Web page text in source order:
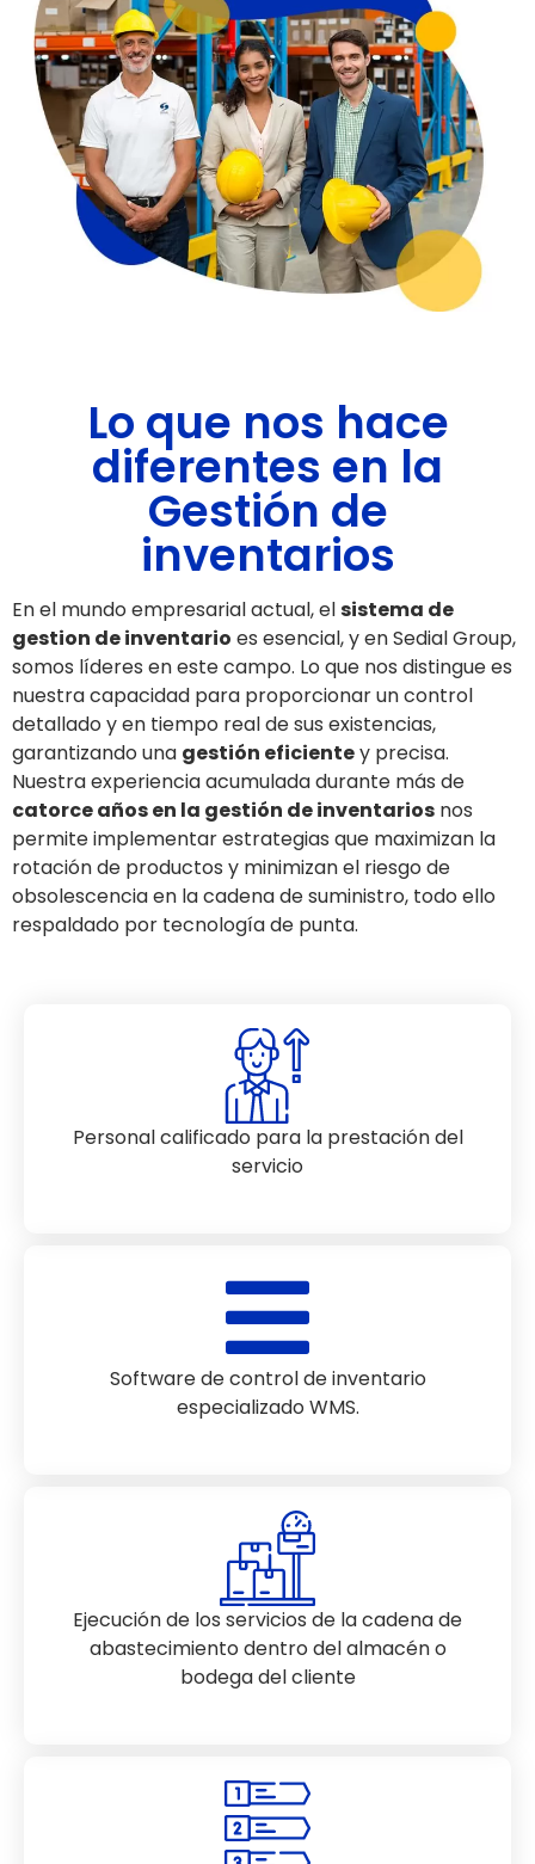
Lo que nos hace
diferentes en la
Gestión de
inventarios
En el mundo empresarial actual, elsistema de
gestion de inventario es esencial, y en Sedial Group,
somos líderes en este campo. Lo que nos distingue es
nuestra capacidad para proporcionar un control
detallado y en tiempo real de sus existencias,
garantizando una gestión eficientey precisa.
Nuestra experiencia acumulada durante más de
catorce años en la gestión de inventarios nos
permite implementar estrategias que maximizan la
rotación de productos y minimizan el riesgo de
obsolescencia en la cadena de suministro, todo ello
respaldado por tecnología de punta.
Personal calificado para la prestación del
servicio
Software de control de inventario
especializado WMS.
Ejecución de los servicios de la cadena de
abastecimiento dentro del almacén o
bodega del cliente